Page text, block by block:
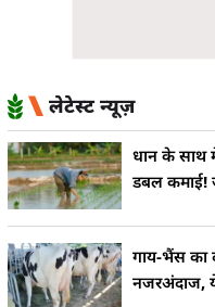
लेटेस्ट न्यूज़
धान के साथ
डबल कमाई!
गाय-भैंस
नजरअंदाज,